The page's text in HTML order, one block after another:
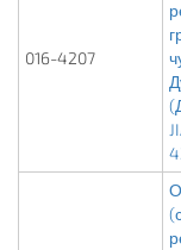
016-4207